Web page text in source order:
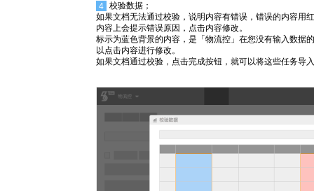
4 校验数据；
如果文档无法通过校验，说明内容有错误，错误的内容用
内容上会提示错误原因，点击内容修改。
标示为蓝色背景的内容，是「物流控」在您没有输入数据
以点击内容进行修改。
如果文档通过校验，点击完成按钮，就可以将这些任务导